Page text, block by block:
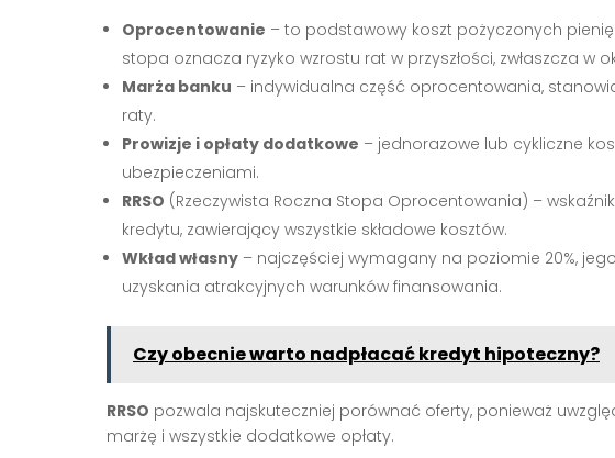
Oprocentowanie – to podstawowy koszt pożyczonych
stopa oznacza ryzyko wzrostu rat w przyszłości, zwłaszcza
Marża banku – indywidualna część oprocentowania,
raty.
Prowizje i opłaty dodatkowe – jednorazowe lub cykliczne
ubezpieczeniami.
RRSO (Rzeczywista Roczna Stopa Oprocentowania) –
kredytu, zawierający wszystkie składowe kosztów.
Wkład własny – najczęściej wymagany na poziomie 20%,
uzyskania atrakcyjnych warunków finansowania.
Czy obecnie warto nadpłacać kredyt hipoteczny?
RRSO pozwala najskuteczniej porównać oferty, ponieważ
marżę i wszystkie dodatkowe opłaty.